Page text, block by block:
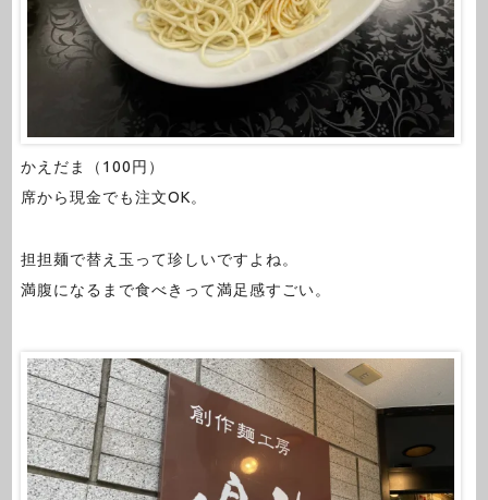
かえだま（100円）
席から現金でも注文OK。
担担麺で替え玉って珍しいですよね。
満腹になるまで食べきって満足感すごい。